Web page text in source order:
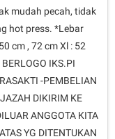
mudah pecah, tidak
hot press. *Lebar
cm , 72 cm Xl : 52
IKS.PI
-PEMBELIAN
DIKIRIM KE
ANGGOTA KITA
YG DITENTUKAN